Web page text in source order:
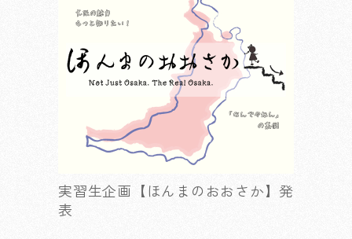
実習生企画【ほんまのおおさか】発
表